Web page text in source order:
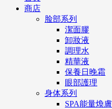
商店
脸部系列
潔面膠
卸妝液
調理水
精華液
保養日晚霜
眼部護理
身体系列
SPA能量煥膚